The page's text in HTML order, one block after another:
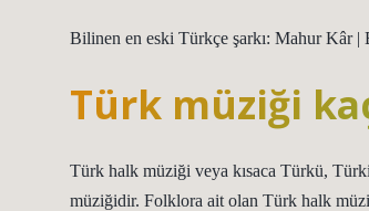
Bilinen en eski Türkçe şarkı: Mahur Kâr |
Türk müziği
Türk halk müziği veya kısaca Türkü,
müziğidir. Folklora ait olan Türk halk